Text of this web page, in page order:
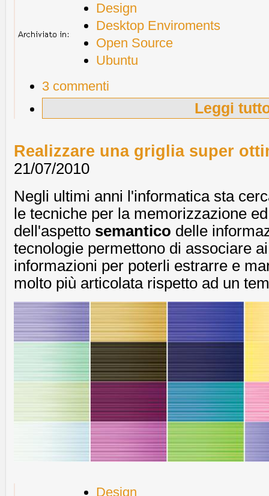
Design
Desktop Enviroments
Open Source
Ubuntu
3 commenti
Leggi
Realizzare una griglia super
21/07/2010
Negli ultimi anni l'informatica sta
le tecniche per la memorizzazione
dell'aspetto semantico delle
tecnologie permettono di associare
informazioni per poterli estrarre e
molto più articolata rispetto ad un
Design